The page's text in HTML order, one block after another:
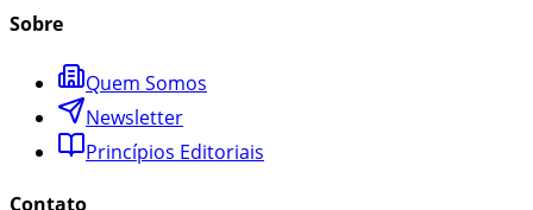
Sobre
Quem Somos
Newsletter
Princípios Editoriais
Contato